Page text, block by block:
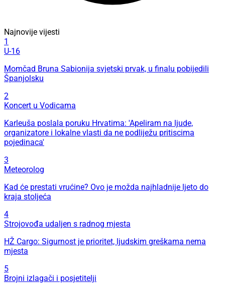
Najnovije vijesti
1
U-16
Momčad Bruna Sabionija svjetski prvak, u finalu pobijedili
Španjolsku
2
Koncert u Vodicama
Karleuša poslala poruku Hrvatima: 'Apeliram na ljude,
organizatore i lokalne vlasti da ne podliježu pritiscima
pojedinaca'
3
Meteorolog
Kad će prestati vrućine? Ovo je možda najhladnije ljeto do
kraja stoljeća
4
Strojovođa udaljen s radnog mjesta
HŽ Cargo: Sigurnost je prioritet, ljudskim greškama nema
mjesta
5
Brojni izlagači i posjetitelji